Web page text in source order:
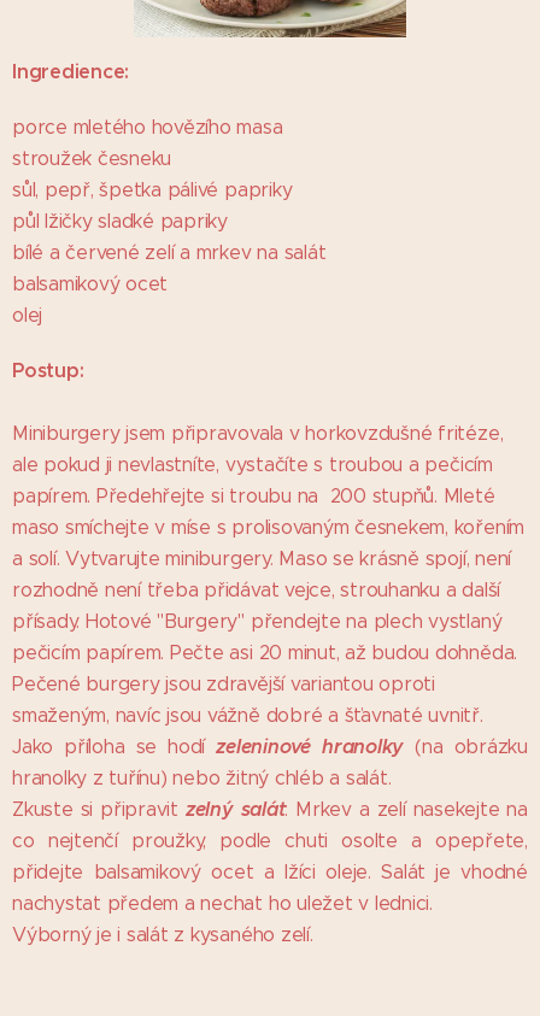
Ingredience:
porce mletého hovězího masa
stroužek česneku
sůl, pepř, špetka pálivé papriky
půl lžičky sladké papriky
bílé a červené zelí a mrkev na salát
balsamikový ocet
olej
Postup:
Miniburgery jsem připravovala v horkovzdušné fritéze,
ale pokud ji nevlastníte, vystačíte s troubou a pečicím
papírem. Předehřejte si troubu na 200 stupňů. Mleté
maso smíchejte v míse s prolisovaným česnekem, kořením
a solí. Vytvarujte miniburgery. Maso se krásně spojí, není
rozhodně není třeba přidávat vejce, strouhanku a další
přísady. Hotové "Burgery" přendejte na plech vystlaný
pečicím papírem. Pečte asi 20 minut, až budou dohněda.
Pečené burgery jsou zdravější variantou oproti
smaženým, navíc jsou vážně dobré a šťavnaté uvnitř.
Jako příloha se hodízeleninové hranolky (na obrázku
hranolky z tuřínu) nebo žitný chléb a salát.
Zkuste si připravit zelný salát: Mrkev a zelí nasekejte na
co nejtenčí proužky, podle chuti osolte a opepřete,
přidejte balsamikový ocet a lžíci oleje. Salát je vhodné
nachystat předem a nechat ho uležet v lednici.
Výborný je i salát z kysaného zelí.